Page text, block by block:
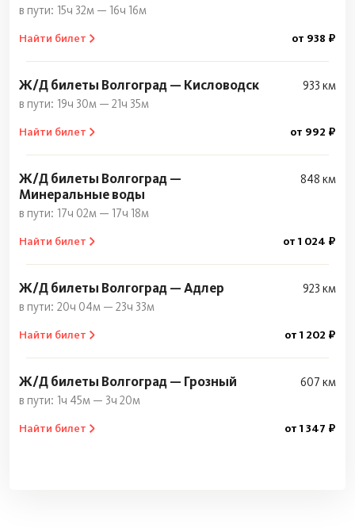
15ч 32м — 16ч 16м
Найти билет от 938 ₽
Ж/Д билеты Волгоград — Кисловодск
933 км
19ч 30м — 21ч 35м
Найти билет от 992 ₽
Ж/Д билеты Волгоград —
Минеральные воды
848 км
17ч 02м — 17ч 18м
Найти билет от 1 024 ₽
Ж/Д билеты Волгоград — Адлер
923 км
20ч 04м — 23ч 33м
Найти билет от 1 202 ₽
Ж/Д билеты Волгоград — Грозный
607 км
1ч 45м — 3ч 20м
Найти билет от 1 347 ₽